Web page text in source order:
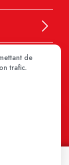
de
trafic.